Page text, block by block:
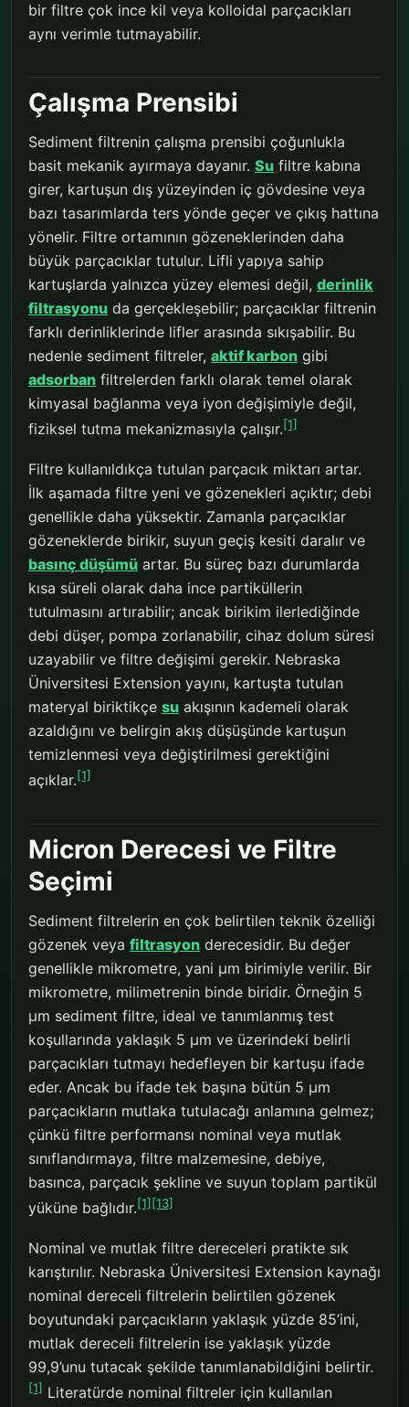
bir filtre çok ince kil veya kolloidal parçacıkları
aynı verimle tutmayabilir.
Çalışma Prensibi
Sediment filtrenin çalışma prensibi çoğunlukla
basit mekanik ayırmaya dayanır. Su filtre kabına
girer, kartuşun dış yüzeyinden iç gövdesine veya
bazı tasarımlarda ters yönde geçer ve çıkış hattına
yönelir. Filtre ortamının gözeneklerinden daha
büyük parçacıklar tutulur. Lifli yapıya sahip
kartuşlarda yalnızca yüzey elemesi değil, derinlik
filtrasyonu da gerçekleşebilir; parçacıklar filtrenin
farklı derinliklerinde lifler arasında sıkışabilir. Bu
nedenle sediment filtreler, aktif karbon gibi
adsorban filtrelerden farklı olarak temel olarak
kimyasal bağlanma veya iyon değişimiyle değil,
fiziksel tutma mekanizmasıyla çalışır.[1]
Filtre kullanıldıkça tutulan parçacık miktarı artar.
İlk aşamada filtre yeni ve gözenekleri açıktır; debi
genellikle daha yüksektir. Zamanla parçacıklar
gözeneklerde birikir, suyun geçiş kesiti daralır ve
basınç düşümü artar. Bu süreç bazı durumlarda
kısa süreli olarak daha ince partiküllerin
tutulmasını artırabilir; ancak birikim ilerlediğinde
debi düşer, pompa zorlanabilir, cihaz dolum süresi
uzayabilir ve filtre değişimi gerekir. Nebraska
Üniversitesi Extension yayını, kartuşta tutulan
materyal biriktikçe su akışının kademeli olarak
azaldığını ve belirgin akış düşüşünde kartuşun
temizlenmesi veya değiştirilmesi gerektiğini
açıklar.[1]
Micron Derecesi ve Filtre
Seçimi
Sediment filtrelerin en çok belirtilen teknik özelliği
gözenek veya filtrasyon derecesidir. Bu değer
genellikle mikrometre, yani µm birimiyle verilir. Bir
mikrometre, milimetrenin binde biridir. Örneğin 5
µm sediment filtre, ideal ve tanımlanmış test
koşullarında yaklaşık 5 µm ve üzerindeki belirli
parçacıkları tutmayı hedefleyen bir kartuşu ifade
eder. Ancak bu ifade tek başına bütün 5 µm
parçacıkların mutlaka tutulacağı anlamına gelmez;
çünkü filtre performansı nominal veya mutlak
sınıflandırmaya, filtre malzemesine, debiye,
basınca, parçacık şekline ve suyun toplam partikül
yüküne bağlıdır.[1] [13]
Nominal ve mutlak filtre dereceleri pratikte sık
karıştırılır. Nebraska Üniversitesi Extension kaynağı
nominal dereceli filtrelerin belirtilen gözenek
boyutundaki parçacıkların yaklaşık yüzde 85’ini,
mutlak dereceli filtrelerin ise yaklaşık yüzde
99,9’unu tutacak şekilde tanımlanabildiğini belirtir.
[1] Literatürde nominal filtreler için kullanılan